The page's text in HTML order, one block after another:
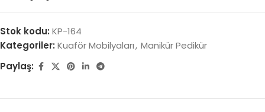
Stok kodu: KP-164
Kategoriler: Kuaför Mobilyaları, Manikür Pedikür
Paylaş: